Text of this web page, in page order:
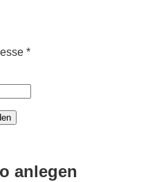
*Erforderlich
anlegen